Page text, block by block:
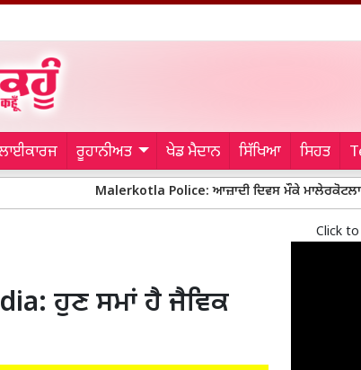
ਰੂਹਾਨੀਅਤ ਖੇਡ ਮੈਦਾਨ ਸਿੱਖਿਆ ਸਿਹਤ
Malerkotla Police: ਆਜ਼ਾਦੀ ਦਿਵਸ ਮੌਕੇ ਮਾਲੇਰਕੋਟਲਾ ਪੁਲਿਸ
ਹੁਣ ਸਮਾਂ ਹੈ ਜੈਵਿਕ
Click